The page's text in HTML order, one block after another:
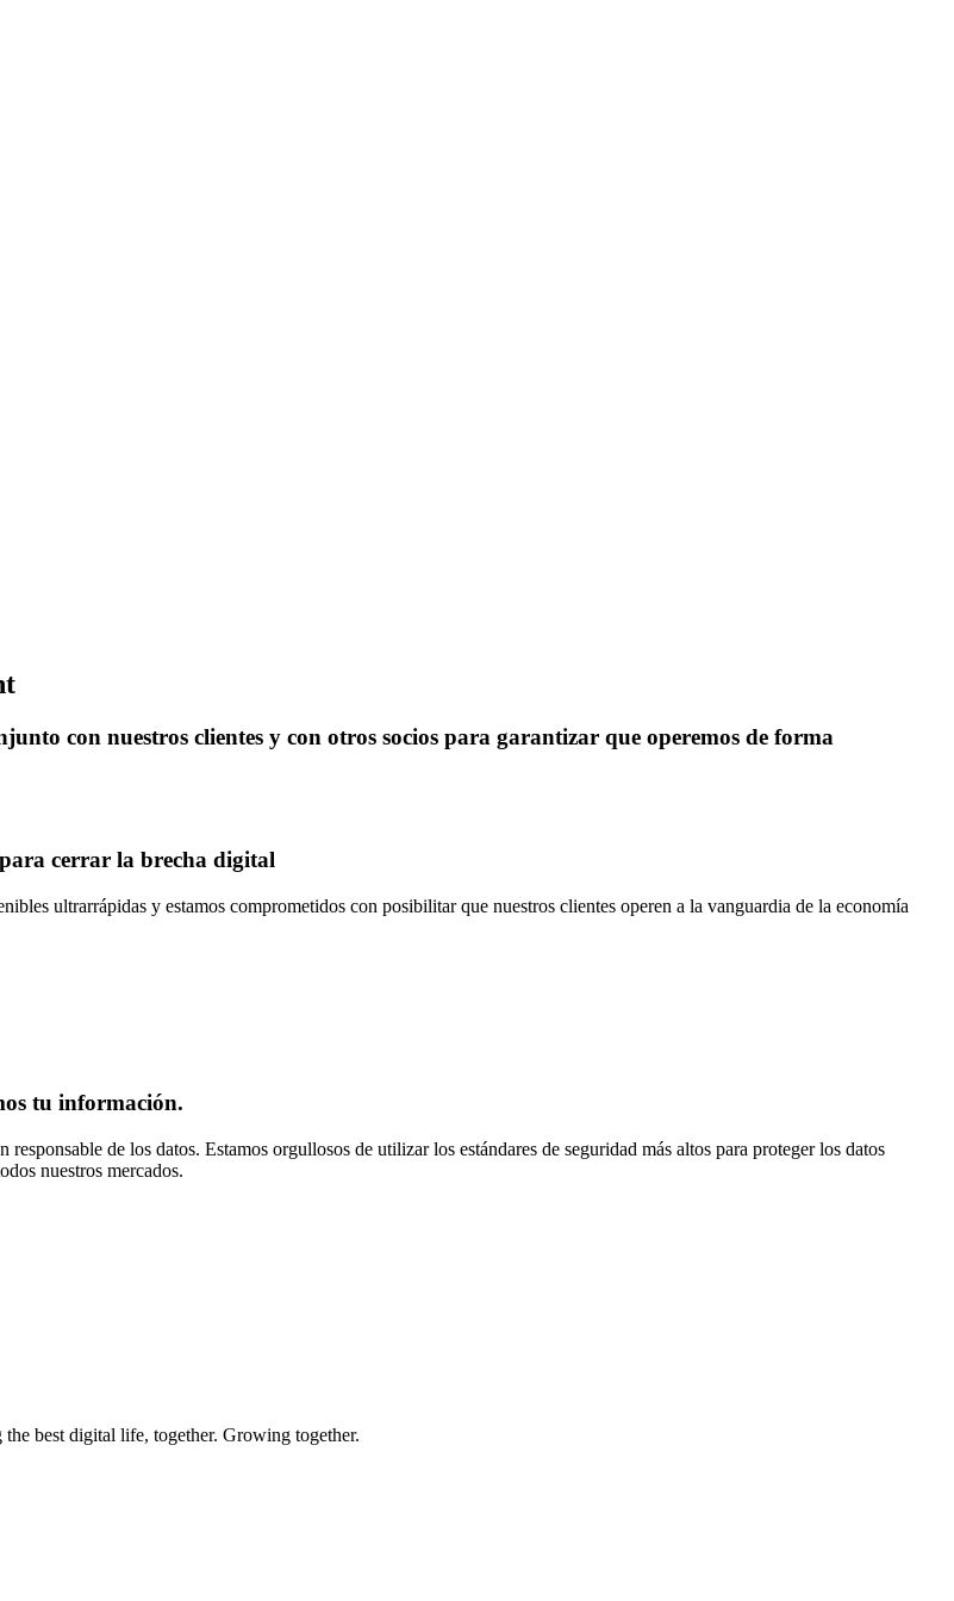
con nuestros clientes y con otros socios para garantizar que operemos de forma
cerrar la brecha digital
ultrarrápidas y estamos comprometidos con posibilitar que nuestros clientes operen a la vanguardia de la economía
tu información.
de los datos. Estamos orgullosos de utilizar los estándares de seguridad más altos para proteger los datos
nuestros mercados.
best digital life, together. Growing together.